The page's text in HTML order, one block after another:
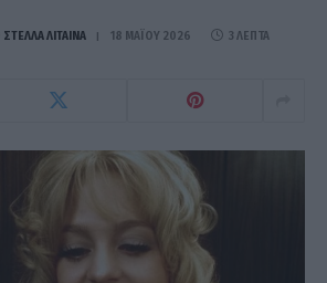
ΣΤΈΛΛΑ ΛΊΤΑΙΝΑ 18 ΜΑΪ́ΟΥ 2026 3 ΛΕΠΤΆ